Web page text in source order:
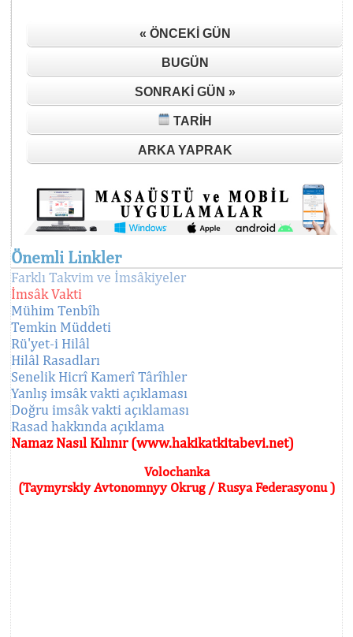
« ÖNCEKI GÜN
BUGÜN
SONRAKI GÜN »
TARIH
ARKA YAPRAK
Önemli Linkler
Farklı Takvim ve İmsâkiyeler
İmsâk Vakti
Mühim Tenbîh
Temkin Müddeti
Rü'yet-i Hilâl
Hilâl Rasadları
Senelik Hicrî Kamerî Târîhler
Yanlış imsâk vakti açıklaması
Doğru imsâk vakti açıklaması
Rasad hakkında açıklama
Namaz Nasıl Kılınır (www.hakikatkitabevi.net)
Volochanka
(Taymyrskiy Avtonomnyy Okrug / Rusya Federasyonu )